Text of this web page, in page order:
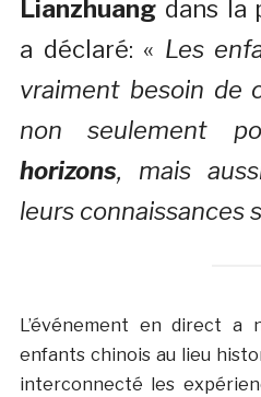
Lianzhuangdans la
a déclaré: « Les
vraiment besoin de
non seulement
horizons, mais
leurs connaissances
L’événement en direct a
enfants chinois au lieu
interconnecté les